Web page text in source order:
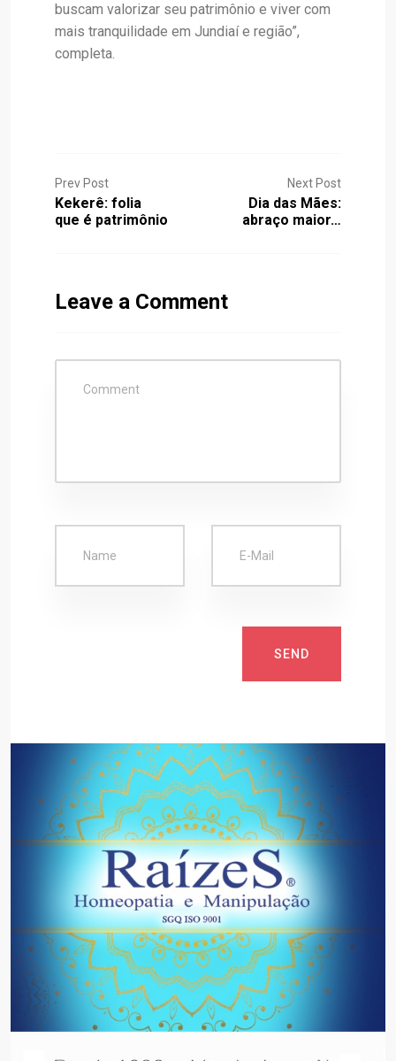
buscam valorizar seu patrimônio e viver com
mais tranquilidade em Jundiaí e região”,
completa.
Prev Post
Kekerê: folia
que é patrimônio
Next Post
Dia das Mães:
abraço maior…
Leave a Comment
SEND